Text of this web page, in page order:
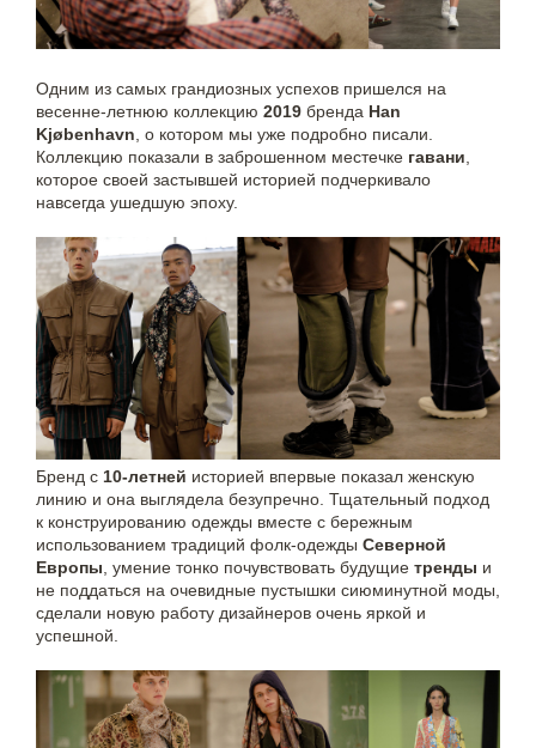
Одним из самых грандиозных успехов пришелся на
весенне-летнюю коллекцию 2019 бренда Han
Kjøbenhavn, о котором мы уже подробно писали.
Коллекцию показали в заброшенном местечке гавани,
которое своей застывшей историей подчеркивало
навсегда ушедшую эпоху.
Бренд с 10-летней историей впервые показал женскую
линию и она выглядела безупречно. Тщательный подход
к конструированию одежды вместе с бережным
использованием традиций фолк-одежды Северной
Европы , умение тонко почувствовать будущие тренды и
не поддаться на очевидные пустышки сиюминутной моды,
сделали новую работу дизайнеров очень яркой и
успешной.